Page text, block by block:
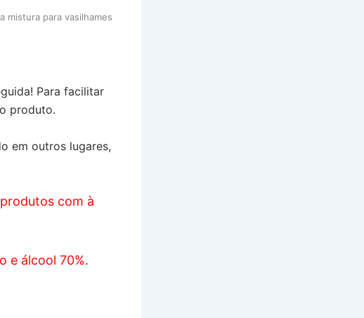
mistura para vasilhames
Para facilitar
produto.
em outros lugares,
com à
e álcool 70%.